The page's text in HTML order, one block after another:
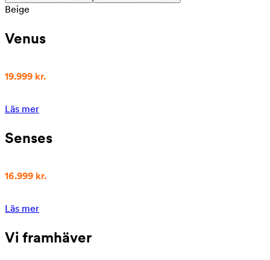
Beige
Venus
19.999 kr.
Läs mer
Senses
16.999 kr.
Läs mer
Vi framhäver